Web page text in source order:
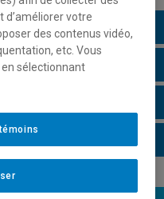
votre
des contenus vidéo,
etc. Vous
sélectionnant